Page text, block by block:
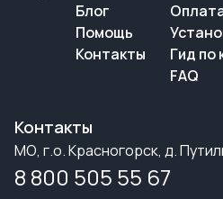
Блог
Помощь
Контакты
Гид по
FAQ
Контакты
МО, г.о. Красногорск, д.
8 800 505 55 67